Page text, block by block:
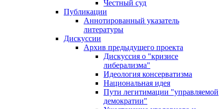
Честный суд
Публикации
Аннотированный указатель
литературы
Дискуссии
Архив предыдущего проекта
Дискуссия о "кризисе
либерализма"
Идеология консерватизма
Национальная идея
Пути легитимации "управляемой
демократии"